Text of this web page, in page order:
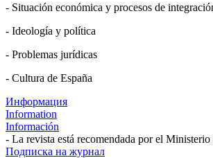
- Situación económica y procesos de
- Ideología y política
- Problemas jurídicas
- Cultura de España
Информация
Information
Información
- La revista está recomendada por el
Подписка на журнал